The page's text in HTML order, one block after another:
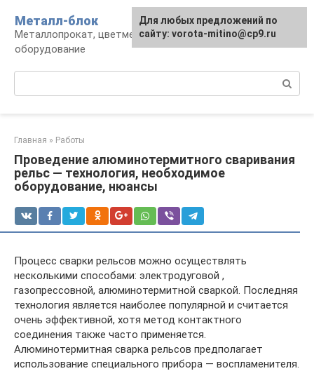
контенту
Металл-блок
Металлопрокат, цветмет, обработка и
оборудование
Главная » Работы
Проведение алюминотермитного сваривания
рельс — технология, необходимое
оборудование, нюансы
Процесс сварки рельсов можно осуществлять
несколькими способами: электродуговой ,
газопрессовной, алюминотермитной сваркой. Последняя
технология является наиболее популярной и считается
очень эффективной, хотя метод контактного
соединения также часто применяется.
Алюминотермитная сварка рельсов предполагает
использование специального прибора — воспламенителя.
Для любых предложений по
сайту: vorota-mitino@cp9.ru